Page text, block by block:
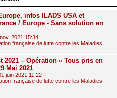
infos ILADS USA et
/ Europe - Sans solution en
2021 15:34
française de lutte contre les Maladies
2021 – Opération « Tous pris en
Mai 2021
juin 2021 11:22
française de lutte contre les Maladies